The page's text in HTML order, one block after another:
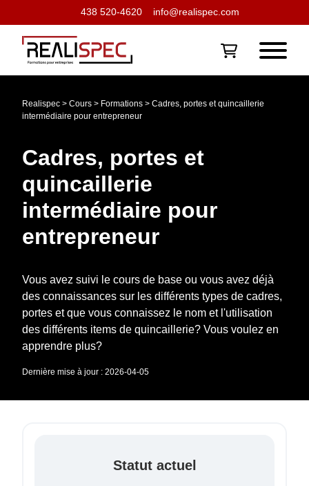
438 520-4620 info@realispec.com
Realispec > Cours > Formations > Cadres, portes et quincaillerie
intermédiaire pour entrepreneur
Cadres, portes et
quincaillerie
intermédiaire pour
entrepreneur
Vous avez suivi le cours de base ou vous avez déjà
des connaissances sur les différents types de cadres,
portes et que vous connaissez le nom et l'utilisation
des différents items de quincaillerie? Vous voulez en
apprendre plus?
Dernière mise à jour : 2026-04-05
Statut actuel